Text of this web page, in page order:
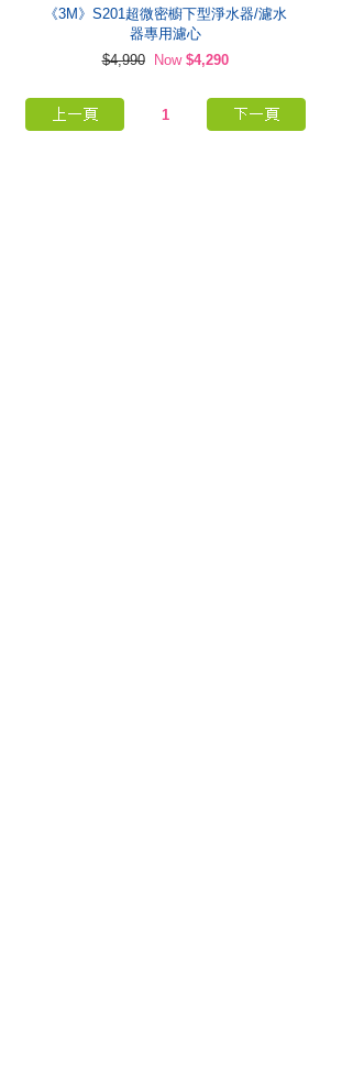
《3M》S201超微密櫥下型淨水器/濾水
器專用濾心
$4,990
Now $4,290
1